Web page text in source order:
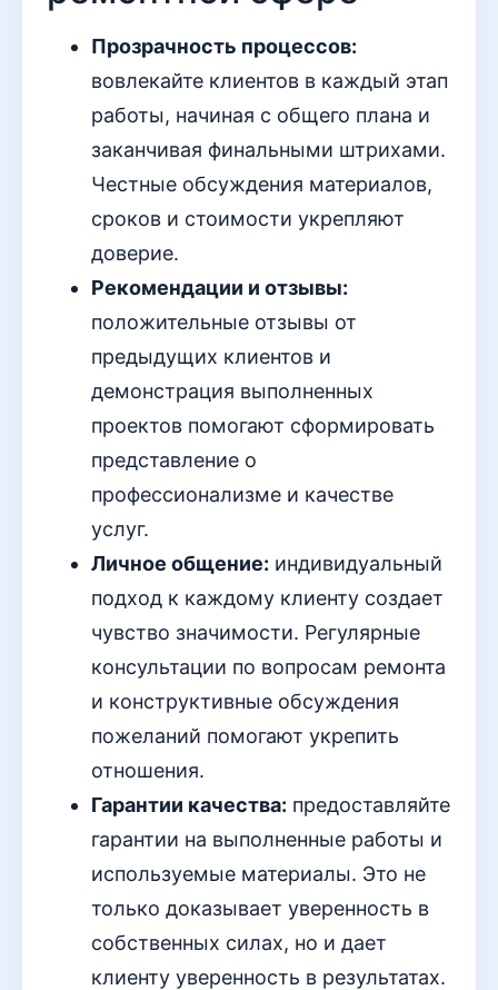
Прозрачность процессов:
вовлекайте клиентов в каждый этап
работы, начиная с общего плана и
заканчивая финальными штрихами.
Честные обсуждения материалов,
сроков и стоимости укрепляют
доверие.
Рекомендации и отзывы:
положительные отзывы от
предыдущих клиентов и
демонстрация выполненных
проектов помогают сформировать
представление о
профессионализме и качестве
услуг.
Личное общение: индивидуальный
подход к каждому клиенту создает
чувство значимости. Регулярные
консультации по вопросам ремонта
и конструктивные обсуждения
пожеланий помогают укрепить
отношения.
Гарантии качества: предоставляйте
гарантии на выполненные работы и
используемые материалы. Это не
только доказывает уверенность в
собственных силах, но и дает
клиенту уверенность в результатах.